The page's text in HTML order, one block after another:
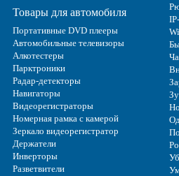
Товары для автомобиля
Портативные DVD плееры
Автомобильные телевизоры
Алкотестеры
Парктроники
Радар-детекторы
Навигаторы
Видеорегистраторы
Номерная рамка с камерой
Зеркало видеорегистратор
Держатели
Инверторы
Разветвители